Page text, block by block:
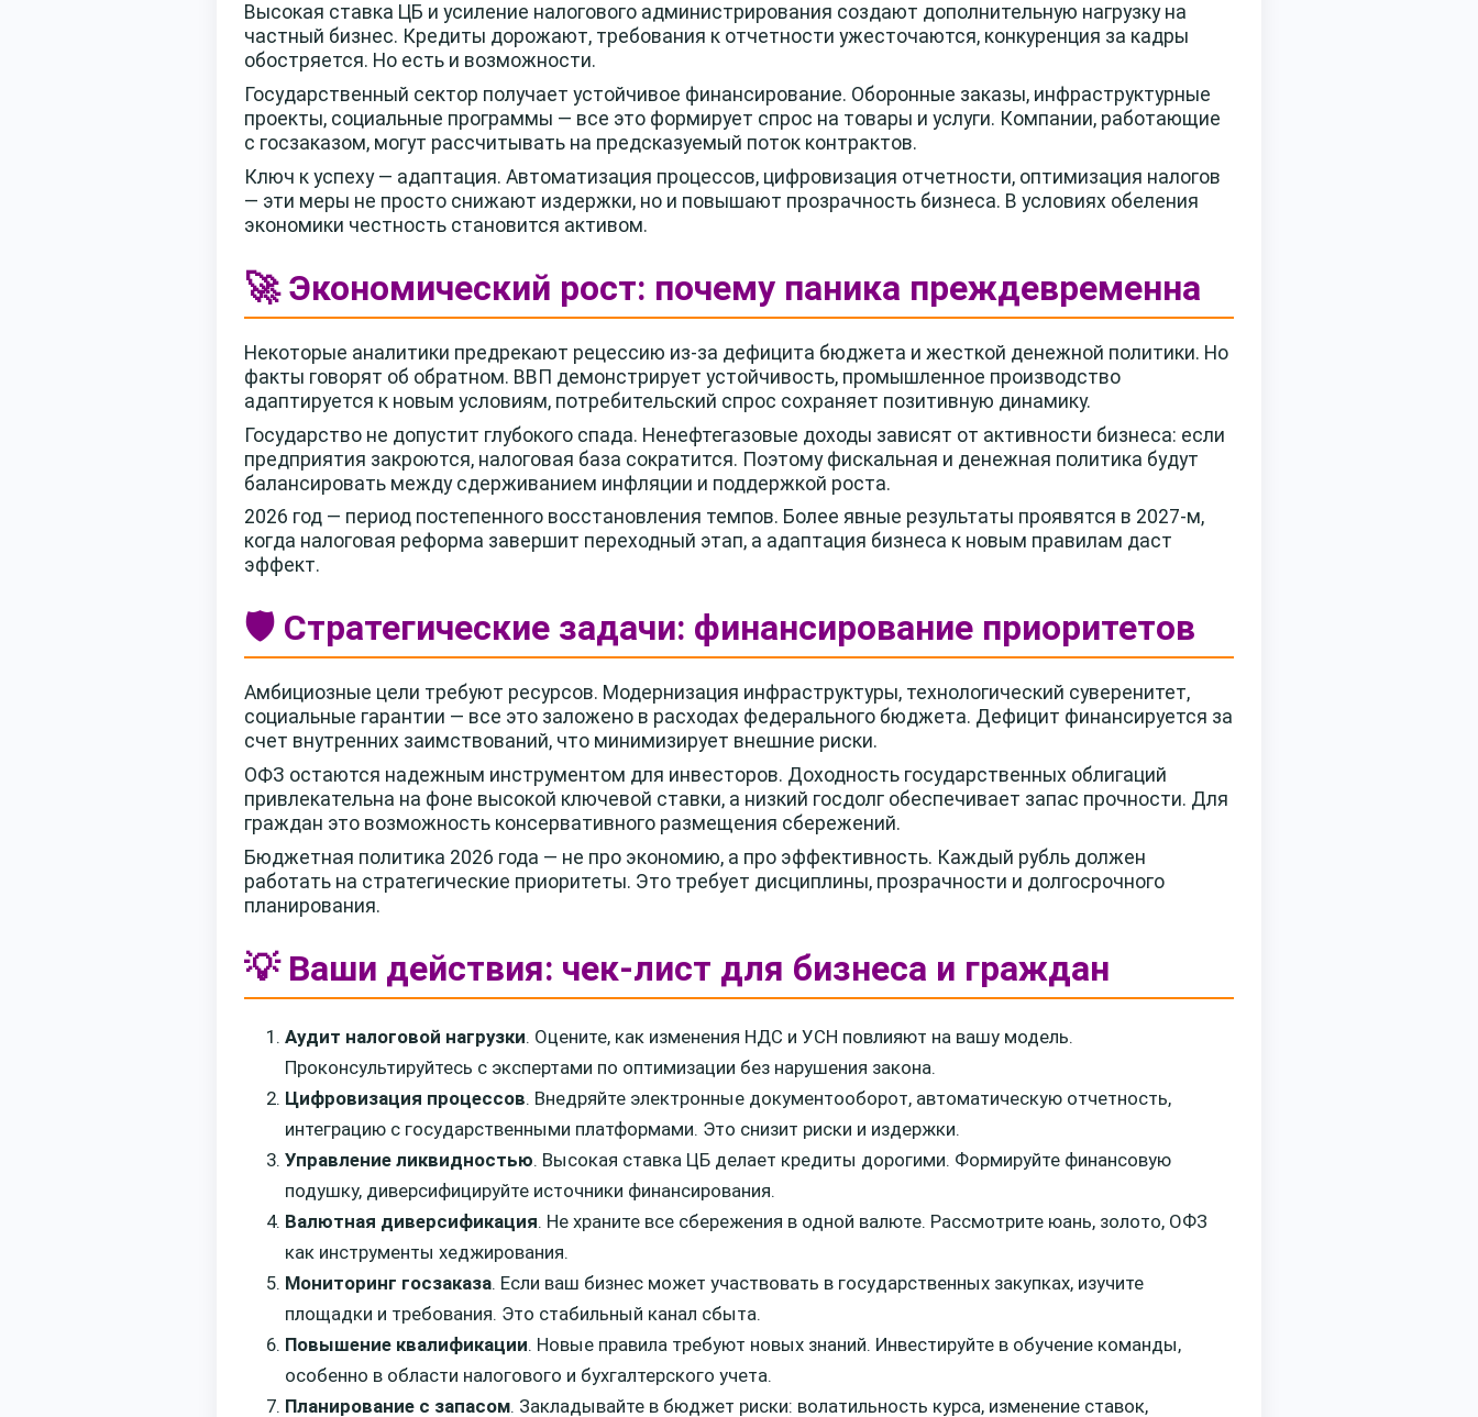
Высокая ставка ЦБ и усиление налогового администрирования создают дополнительную нагрузку на
частный бизнес. Кредиты дорожают, требования к отчетности ужесточаются, конкуренция за кадры
обостряется. Но есть и возможности.
Государственный сектор получает устойчивое финансирование. Оборонные заказы, инфраструктурные
проекты, социальные программы — все это формирует спрос на товары и услуги. Компании, работающие
с госзаказом, могут рассчитывать на предсказуемый поток контрактов.
Ключ к успеху — адаптация. Автоматизация процессов, цифровизация отчетности, оптимизация налогов
— эти меры не просто снижают издержки, но и повышают прозрачность бизнеса. В условиях обеления
экономики честность становится активом.
🚀 Экономический рост: почему паника преждевременна
Некоторые аналитики предрекают рецессию из-за дефицита бюджета и жесткой денежной политики. Но
факты говорят об обратном. ВВП демонстрирует устойчивость, промышленное производство
адаптируется к новым условиям, потребительский спрос сохраняет позитивную динамику.
Государство не допустит глубокого спада. Ненефтегазовые доходы зависят от активности бизнеса: если
предприятия закроются, налоговая база сократится. Поэтому фискальная и денежная политика будут
балансировать между сдерживанием инфляции и поддержкой роста.
2026 год — период постепенного восстановления темпов. Более явные результаты проявятся в 2027-м,
когда налоговая реформа завершит переходный этап, а адаптация бизнеса к новым правилам даст
эффект.
🛡️ Стратегические задачи: финансирование приоритетов
Амбициозные цели требуют ресурсов. Модернизация инфраструктуры, технологический суверенитет,
социальные гарантии — все это заложено в расходах федерального бюджета. Дефицит финансируется за
счет внутренних заимствований, что минимизирует внешние риски.
ОФЗ остаются надежным инструментом для инвесторов. Доходность государственных облигаций
привлекательна на фоне высокой ключевой ставки, а низкий госдолг обеспечивает запас прочности. Для
граждан это возможность консервативного размещения сбережений.
Бюджетная политика 2026 года — не про экономию, а про эффективность. Каждый рубль должен
работать на стратегические приоритеты. Это требует дисциплины, прозрачности и долгосрочного
планирования.
💡 Ваши действия: чек-лист для бизнеса и граждан
Аудит налоговой нагрузки. Оцените, как изменения НДС и УСН повлияют на вашу модель.
Проконсультируйтесь с экспертами по оптимизации без нарушения закона.
Цифровизация процессов. Внедряйте электронные документооборот, автоматическую отчетность,
интеграцию с государственными платформами. Это снизит риски и издержки.
Управление ликвидностью. Высокая ставка ЦБ делает кредиты дорогими. Формируйте финансовую
подушку, диверсифицируйте источники финансирования.
Валютная диверсификация. Не храните все сбережения в одной валюте. Рассмотрите юань, золото, ОФЗ
как инструменты хеджирования.
Мониторинг госзаказа. Если ваш бизнес может участвовать в государственных закупках, изучите
площадки и требования. Это стабильный канал сбыта.
Повышение квалификации. Новые правила требуют новых знаний. Инвестируйте в обучение команды,
особенно в области налогового и бухгалтерского учета.
Планирование с запасом. Закладывайте в бюджет риски: волатильность курса, изменение ставок,